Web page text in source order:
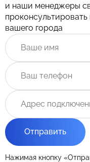
и наши менеджеры
вашего города
Отправить
Нажимая кнопку